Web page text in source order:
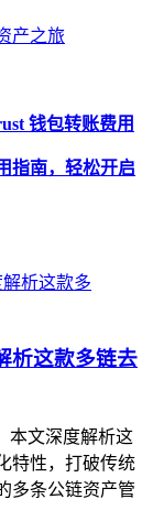
产之旅
钱包转账费用
指南，轻松开启
析这款多链去
本文深度解析这
特性，打破传统
多条公链资产管